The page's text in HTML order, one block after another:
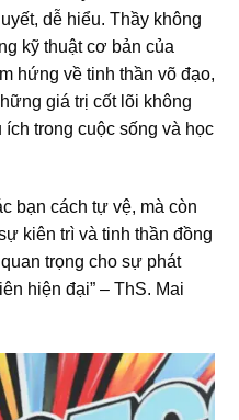
dễ hiểu. Thầy không
kỹ thuật cơ bản của
hứng về tinh thần võ đạo,
giá trị cốt lõi không
trong cuộc sống và học
bạn cách tự vệ, mà còn
kiên trì và tinh thần đồng
trọng cho sự phát
hiện đại” – ThS. Mai